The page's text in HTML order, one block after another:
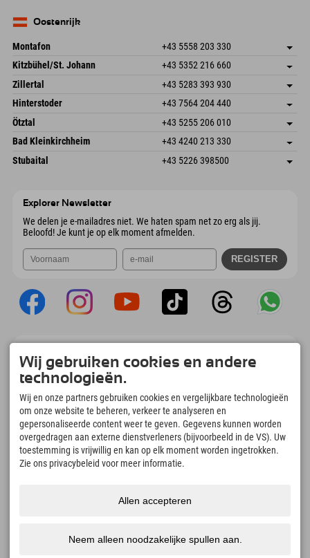
Duitsland
Oostenrijk
Montafon +43 5558 203 330
Dorfstr. 127b
6793 Gaschurn/Montafon
Oostenrijk
Adres opslaan
Booking
Kitzbühel/St. Johann +43 5352 216 660
Speckbacherstraße 87
6380 St. Johann in Tirol
Oostenrijk
Adres opslaan
Aankomstinformatie
Booking
Zillertal +43 5283 393 930
Schmiedau 2
Oostenrijk
Adres opslaan
Booking
Hinterstoder +43 7564 204 440
Freizeitpark 10
4573 Hinterstoder
Oostenrijk
Adres opslaan
Aankomstinformatie
Booking
Ötztal +43 5255 206 010
Gscheat 14
Oostenrijk
Adres opslaan
Booking
Bad Kleinkirchheim +43 4240 213 330
Dorfstraße 24
9546 Bad Kleinkirchheim
Adres opslaan
Aankomstinformatie
Stubaital +43 5226 398500
Explorer Newsletter
We delen je e-mailadres niet. We haten spam net zo erg als jij.
Beloofd! Je kunt je op elk moment afmelden.
Upload je #ExplorerMoments, Mijn Explorer
To Go met een boekingsoverzicht, bucketlist,
restaurantoverzicht en nog veel meer.
Download nu!
Tijd voor ontdekkingsmomenten
166
Bergmeren en
4.634km
97
Wij gebruiken cookies en andere
technologieën.
Wij en onze partners gebruiken cookies en vergelijkbare technologieën
om onze website te beheren, verkeer te analyseren en
gepersonaliseerde content weer te geven. Gegevens kunnen worden
overgedragen aan externe dienstverleners (bijvoorbeeld in de VS). Uw
toestemming is vrijwillig en kan op elk moment worden ingetrokken.
Zie ons privacybeleid voor meer informatie.
Allen accepteren
Neem alleen noodzakelijke spullen aan.